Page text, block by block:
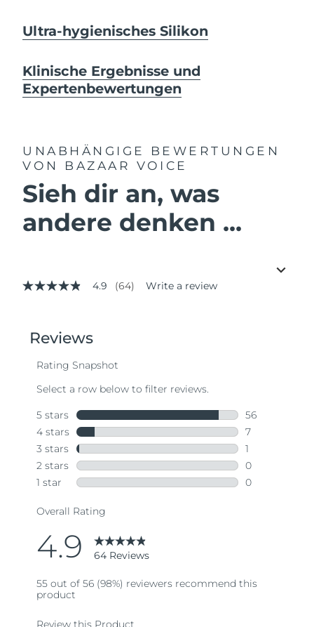
Ultra-hygienisches Silikon
Klinische Ergebnisse und
Expertenbewertungen
UNABHÄNGIGE BEWERTUNGEN
VON BAZAAR VOICE
Sieh dir an, was
andere denken ...
4.9
stars,
average
value.
Same
page
link.
4.9 (64) Write a review